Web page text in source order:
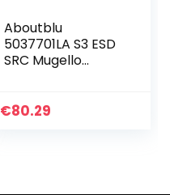
Aboutblu
5037701LA S3 ESD
SRC Mugello
met anatomische
€80.29